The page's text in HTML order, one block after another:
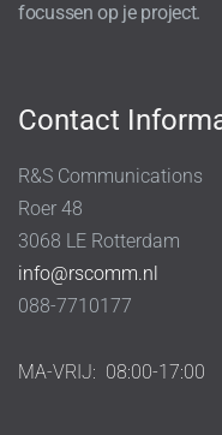
focussen op je project.
Contact
R&S Communications
Roer 48
3068 LE Rotterdam
info@rscomm.nl
088-7710177
MA-VRIJ: 08:00-17:00